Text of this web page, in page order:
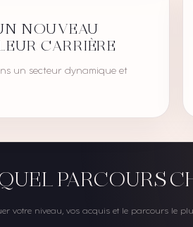
NOUVEAU
CARRIÈRE
un secteur dynamique et
PARCOURS
votre niveau, vos acquis et le parcours le